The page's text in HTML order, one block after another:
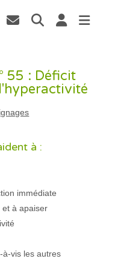
55 : Déficit
à :
immédiate
et à apaiser
à-vis les autres